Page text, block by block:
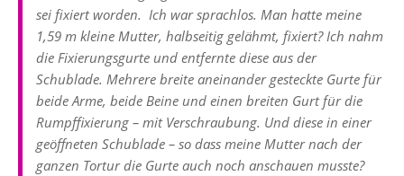
sei fixiert worden. Ich war sprachlos. Man hatte meine
1,59 m kleine Mutter, halbseitig gelähmt, fixiert? Ich nahm
die Fixierungsgurte und entfernte diese aus der
Schublade. Mehrere breite aneinander gesteckte Gurte für
beide Arme, beide Beine und einen breiten Gurt für die
Rumpffixierung – mit Verschraubung. Und diese in einer
geöffneten Schublade – so dass meine Mutter nach der
ganzen Tortur die Gurte auch noch anschauen musste?